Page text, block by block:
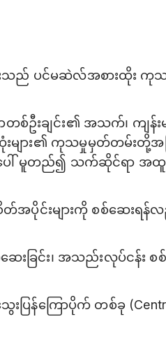
သည် ပင်မဆဲလ်အစားထိုး ကု
ဦးချင်း၏ အသက်၊ ကျန်းမ
ထုံးများ၏ ကုသမှုမှတ်တမ်းတို့အ
ေါ် မူတည်၍ သက်ဆိုင်ရာ အ
အပိုင်းများကို စစ်ဆေးရန်
ခြင်း၊ အသည်းလုပ်ငန်း စ
ပြန်ကြောပိုက် တစ်ခု